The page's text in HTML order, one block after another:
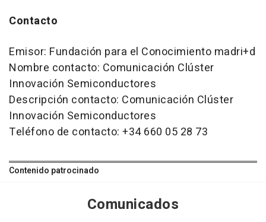
Contacto
Emisor: Fundación para el Conocimiento madri+d
Nombre contacto: Comunicación Clúster
Innovación Semiconductores
Descripción contacto: Comunicación Clúster
Innovación Semiconductores
Teléfono de contacto: +34 660 05 28 73
Contenido patrocinado
Comunicados